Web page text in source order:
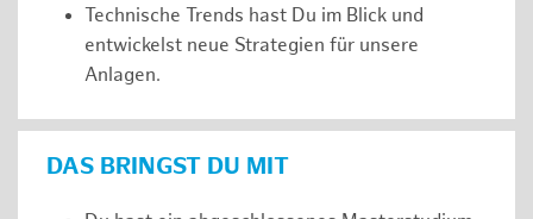
Technische Trends hast Du im Blick und
entwickelst neue Strategien für unsere
Anlagen.
DAS BRINGST DU MIT